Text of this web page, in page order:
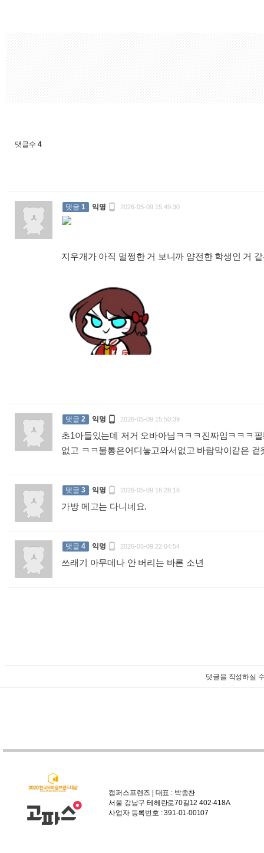
댓글수 4
댓글 1 익명  2026-05-09 15:49:30
지우개가 아직 멀쩡한 거 보니까 얌전한 학생인 거
댓글 2 익명  2026-05-09 15:50:39
초1아들있는데 저거 오바아님ㅋㅋㅋ진짜임ㅋㅋㅋ
없고 ㅋㅋ물통은어디놓고와서없고 바람막이같은
댓글 3 익명  2026-05-09 16:28:16
가방 메고는 다니네요.
댓글 4 익명  2026-05-09 22:04:54
쓰래기 아무데나 안 버리는 바른 소년
댓글을 작성하실
캠퍼스프렌즈 | 대표 : 박종찬
서울 강남구 테헤란로70길12 402-418A
사업자 등록번호 : 391-01-00107